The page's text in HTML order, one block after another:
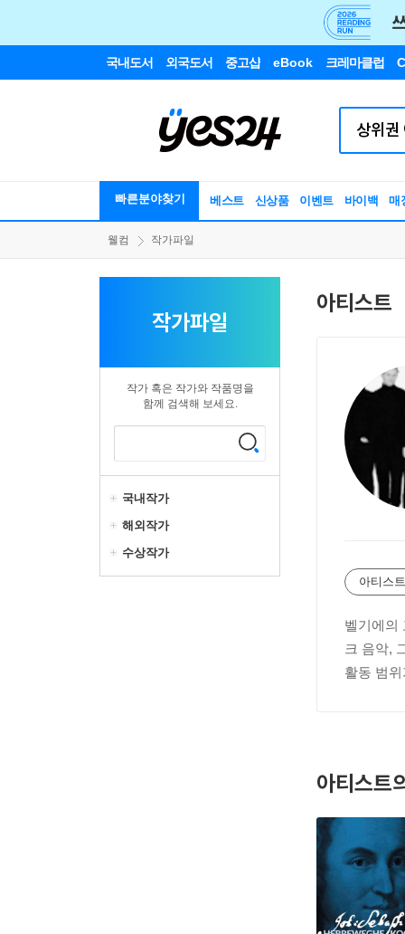
국내도서 외국도서 중고샵 eBook 크레마클럽
빠른분야찾기 베스트 신상품 이벤트 바이백 매
웰컴 작가파일
작가파일
작가 혹은 작가와 작품명을
함께 검색해 보세요.
국내작가
해외작가
수상작가
아티스트
아티스
벨기에의
크 음악,
활동 범
아티스트